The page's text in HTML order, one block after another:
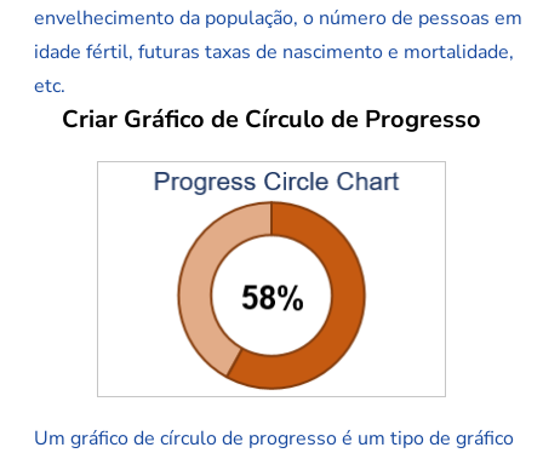
envelhecimento da população, o número de pessoas em
idade fértil, futuras taxas de nascimento e mortalidade,
etc.
Criar Gráfico de Círculo de Progresso
Um gráfico de círculo de progresso é um tipo de gráfico